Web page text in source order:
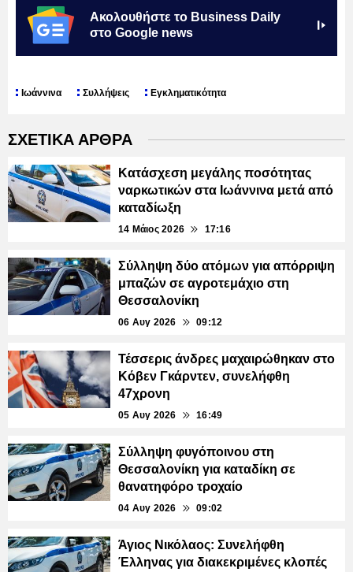
Ακολουθήστε το Business Daily
στο Google news
Ιωάννινα Συλλήψεις Εγκληματικότητα
ΣΧΕΤΙΚΑ ΑΡΘΡΑ
Κατάσχεση μεγάλης ποσότητας
ναρκωτικών στα Ιωάννινα μετά από
καταδίωξη
14 Μάιος 2026 17:16
Σύλληψη δύο ατόμων για απόρριψη
μπαζών σε αγροτεμάχιο στη
Θεσσαλονίκη
06 Αυγ 2026 09:12
Τέσσερις άνδρες μαχαιρώθηκαν στο
Κόβεν Γκάρντεν, συνελήφθη
47χρονη
05 Αυγ 2026 16:49
Σύλληψη φυγόποινου στη
Θεσσαλονίκη για καταδίκη σε
θανατηφόρο τροχαίο
04 Αυγ 2026 09:02
Άγιος Νικόλαος: Συνελήφθη
Έλληνας για διακεκριμένες κλοπές